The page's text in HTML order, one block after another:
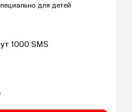
для детей
1000SMS